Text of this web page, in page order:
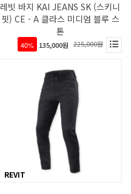
레빗 바지 KAI JEANS SK (스키니
핏) CE - A 클라스 미디엄 블루 스
톤
40% 135,000원 225,000원
REVIT